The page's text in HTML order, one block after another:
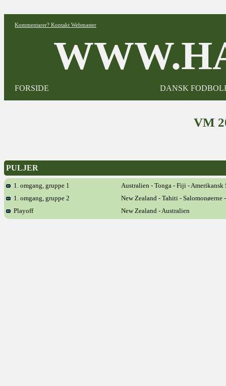
Kommentarer? Kontakt Webmaster
FORSIDE DANSK
VM
PULJER
1. omgang, gruppe 1
Australien - Tonga - Fiji - Amerikansk
1. omgang, gruppe 2
New Zealand - Tahiti - Salomonøerne
Playoff
New Zealand - Australien